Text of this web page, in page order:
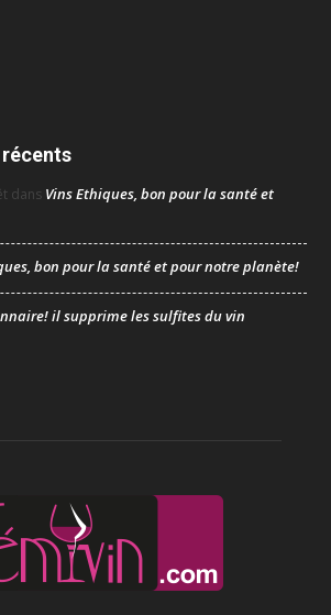
dans Vins Ethiques, bon pour la santé et
bon pour la santé et pour notre planète!
il supprime les sulfites du vin